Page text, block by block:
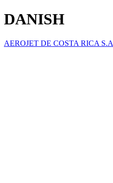
DANISH
AEROJET DE COSTA RICA S.A